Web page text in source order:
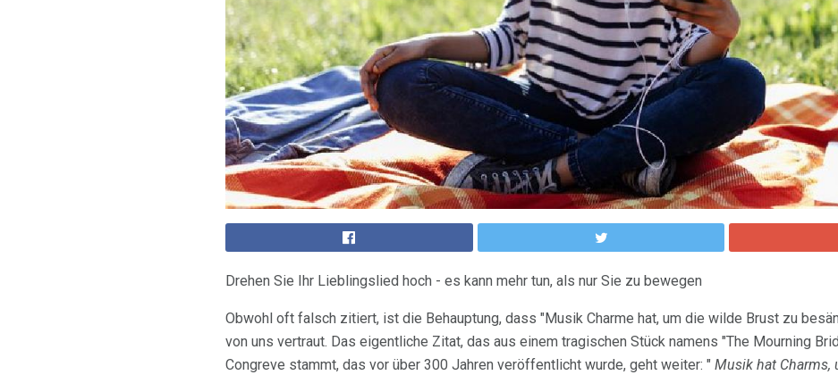
Drehen Sie Ihr Lieblingslied hoch - es kann mehr tun, als nur Sie zu bewegen
Obwohl oft falsch zitiert, ist die Behauptung, dass "Musik Charme hat, um die wilde Brust zu
von uns vertraut. Das eigentliche Zitat, das aus einem tragischen Stück namens "The Mourning
Congreve stammt, das vor über 300 Jahren veröffentlicht wurde, geht weiter: " Musik hat Charms,